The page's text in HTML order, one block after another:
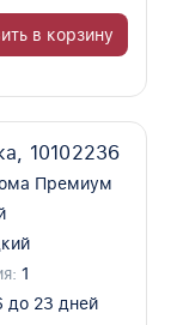
в корзину
10102236
Премиум
1
до 23 дней